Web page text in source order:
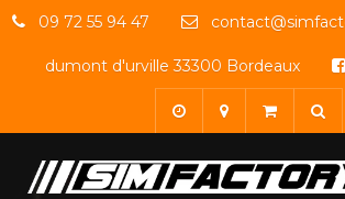
09 72 55 94 47
dumont d'urville 33300 Bordeaux